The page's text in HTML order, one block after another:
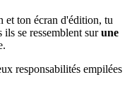
et ton écran d'édition, tu
se ressemblent surune
responsabilités empilées